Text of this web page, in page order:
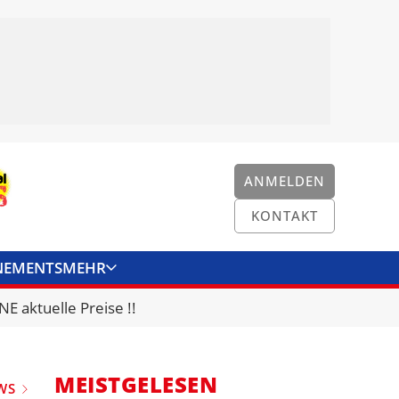
ANMELDEN
KONTAKT
MEHR
KONTAKT
aktuelle Preise !!
MEISTGELESEN